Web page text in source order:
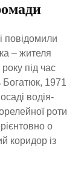
повідомили
– жителя
під час
Богатюк, 1971
водія-
роти
о
коридор із